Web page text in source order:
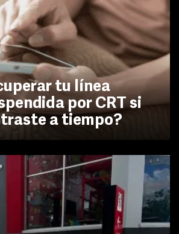
tu línea
por CRT si
a tiempo?